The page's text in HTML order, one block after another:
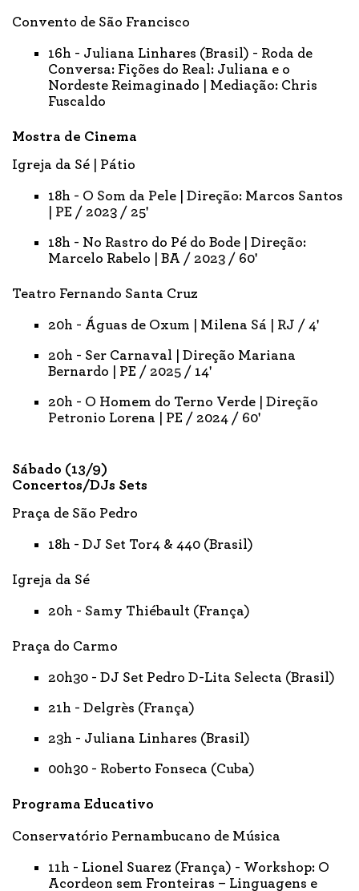
Convento de São Francisco
16h - Juliana Linhares (Brasil) - Roda de
Conversa: Fições do Real: Juliana e o
Nordeste Reimaginado | Mediação: Chris
Fuscaldo
Mostra de Cinema
Igreja da Sé | Pátio
18h - O Som da Pele | Direção: Marcos Santos
| PE / 2023 / 25'
18h - No Rastro do Pé do Bode | Direção:
Marcelo Rabelo | BA / 2023 / 60'
Teatro Fernando Santa Cruz
20h - Águas de Oxum | Milena Sá | RJ / 4'
20h - Ser Carnaval | Direção Mariana
Bernardo | PE / 2025 / 14'
20h - O Homem do Terno Verde | Direção
Petronio Lorena | PE / 2024 / 60'
Sábado (13/9)
Concertos/DJs Sets
Praça de São Pedro
18h - DJ Set Tor4 & 440 (Brasil)
Igreja da Sé
20h - Samy Thiébault (França)
Praça do Carmo
20h30 - DJ Set Pedro D-Lita Selecta (Brasil)
21h - Delgrès (França)
23h - Juliana Linhares (Brasil)
00h30 - Roberto Fonseca (Cuba)
Programa Educativo
Conservatório Pernambucano de Música
11h - Lionel Suarez (França) - Workshop: O
Acordeon sem Fronteiras – Linguagens e